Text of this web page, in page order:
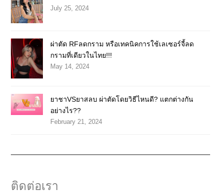
July 25, 2024
ผ่าตัด RFลดกราม หรือเทคนิคการใช้เลเซอร์จี้ลด
กรามที่เดียวในไทย!!!
May 14, 2024
ยาชาVSยาสลบ ผ่าตัดโดยวิธีไหนดี? แตกต่างกัน
อย่างไร??
February 21, 2024
ติดต่อเรา